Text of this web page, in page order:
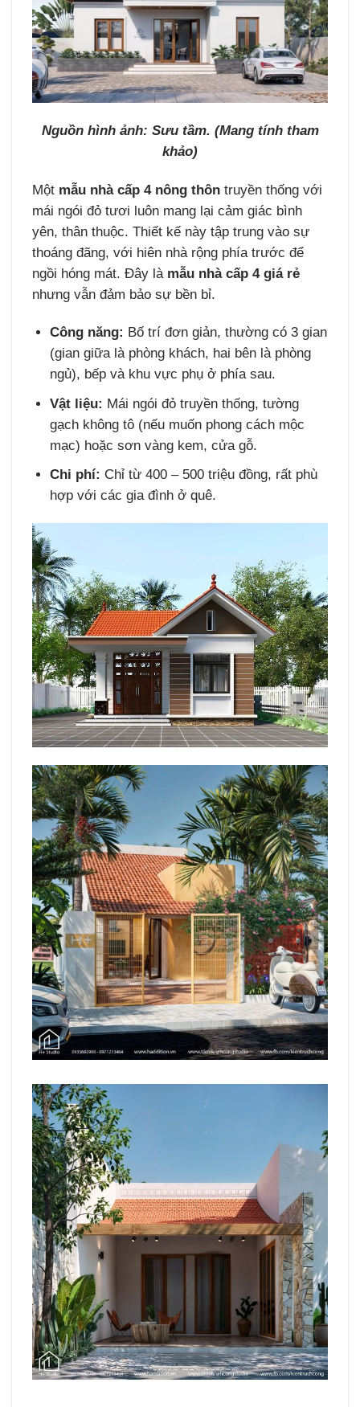
Nguồn hình ảnh: Sưu tầm. (Mang tính tham
khảo)
Một mẫu nhà cấp 4 nông thôn truyền thống với
mái ngói đỏ tươi luôn mang lại cảm giác bình
yên, thân thuộc. Thiết kế này tập trung vào sự
thoáng đãng, với hiên nhà rộng phía trước để
ngồi hóng mát. Đây là mẫu nhà cấp 4 giá rẻ
nhưng vẫn đảm bảo sự bền bỉ.
Công năng: Bố trí đơn giản, thường có 3 gian
(gian giữa là phòng khách, hai bên là phòng
ngủ), bếp và khu vực phụ ở phía sau.
Vật liệu: Mái ngói đỏ truyền thống, tường
gạch không tô (nếu muốn phong cách mộc
mạc) hoặc sơn vàng kem, cửa gỗ.
Chi phí: Chỉ từ 400 – 500 triệu đồng, rất phù
hợp với các gia đình ở quê.